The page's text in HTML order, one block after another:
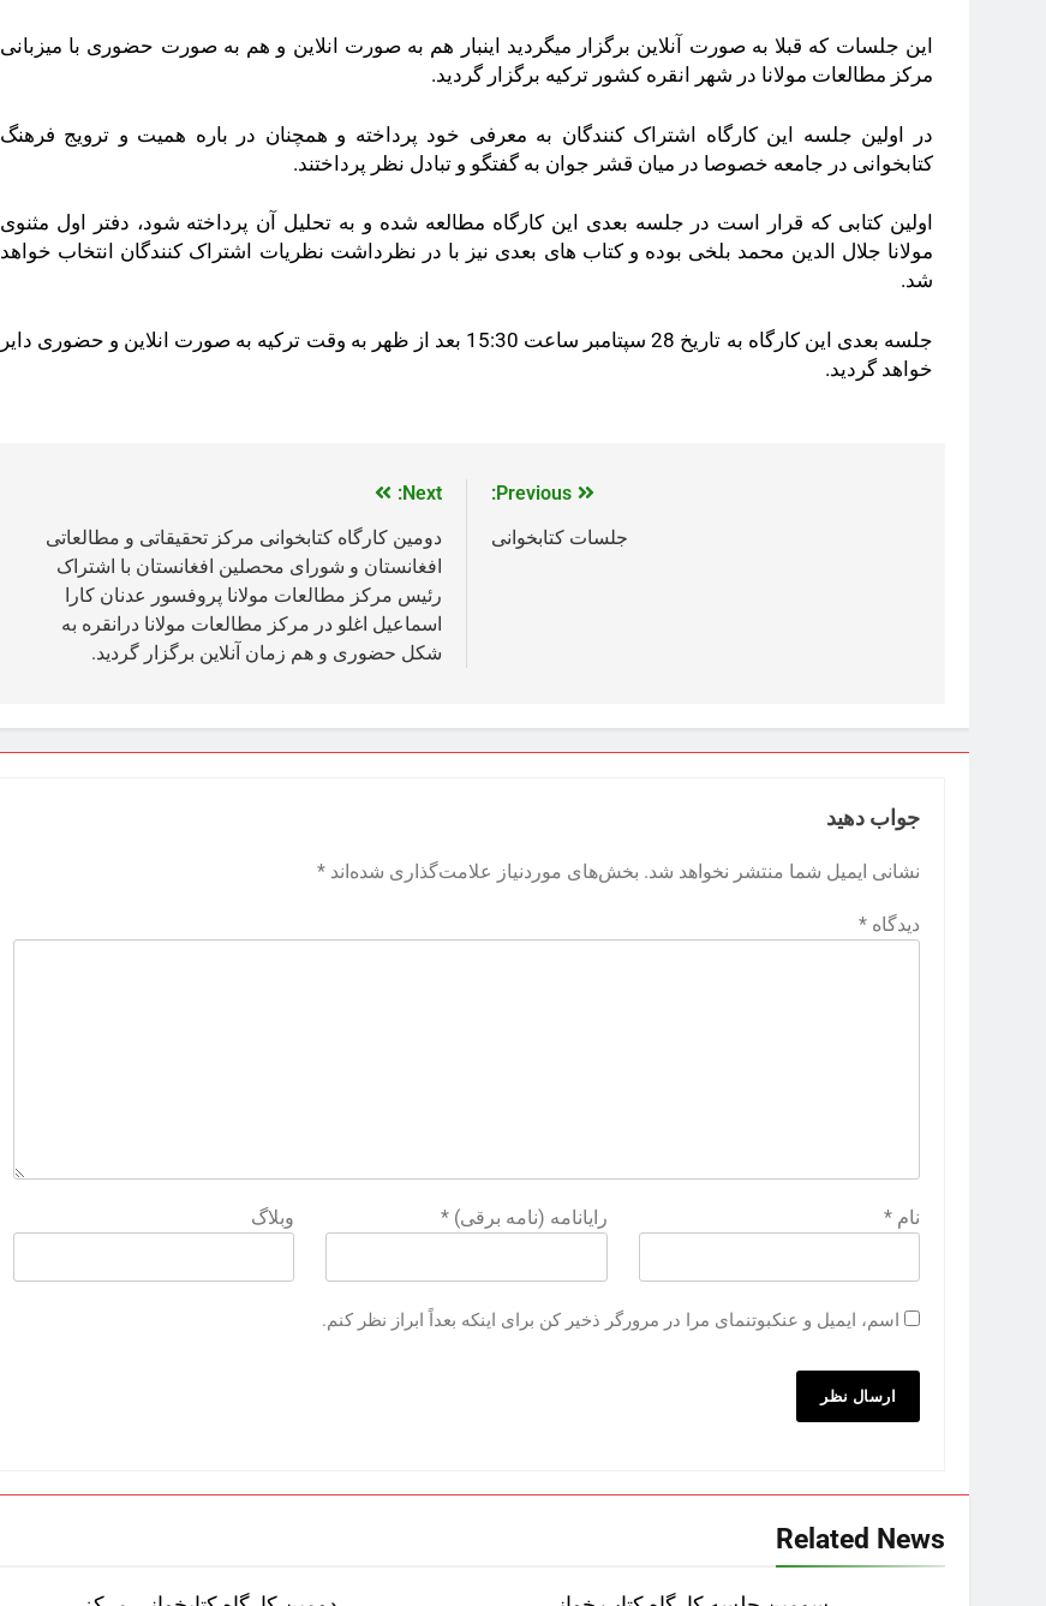
این جلسات که قبلا به صورت آنلاین برگزار میگردید اینبار هم به صورت انلاین و هم به صورت حضوری با میزبانی
مرکز مطالعات مولانا در شهر انقره کشور ترکیه برگزار گردید.
در اولین جلسه این کارگاه اشتراک کنندگان به معرفی خود پرداخته و همچنان در باره همیت و ترویج فرهنگ
کتابخوانی در جامعه خصوصا در میان قشر جوان به گفتگو و تبادل نظر پرداختند.
اولین کتابی که قرار است در جلسه بعدی این کارگاه مطالعه شده و به تحلیل آن پرداخته شود، دفتر اول مثنوی
مولانا جلال الدین محمد بلخی بوده و کتاب های بعدی نیز با در نظرداشت نظریات اشتراک کنندگان انتخاب خواهد
شد.
جلسه بعدی این کارگاه به تاریخ 28 سپتامبر ساعت 15:30 بعد از ظهر به وقت ترکیه به صورت انلاین و حضوری دایر
خواهد گردید.
Previous:
جلسات کتابخوانی
Next:
دومین کارگاه کتابخوانی مرکز تحقیقاتی و مطالعاتی
افغانستان و شورای محصلین افغانستان با اشتراک
رئیس مرکز مطالعات مولانا پروفسور عدنان کارا
اسماعیل اغلو در مرکز مطالعات مولانا درانقره به
شکل حضوری و هم زمان آنلاین برگزار گردید.
جواب دهید
نشانی ایمیل شما منتشر نخواهد شد. بخش‌های موردنیاز علامت‌گذاری شده‌اند *
دیدگاه *
نام * رایانامه (نامه برقی)* وبلاگ
اسم، ایمیل و عنکبوتنمای مرا در مرورگر ذخیر کن برای اینکه بعداً ابراز نظر کنم.
Related News